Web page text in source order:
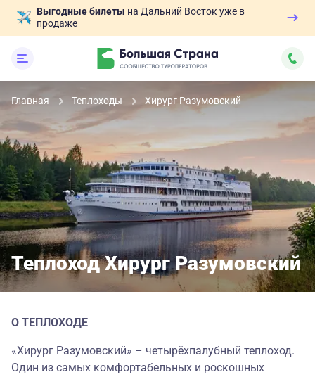
Выгодные билеты на Дальний Восток уже в
продаже
Главная Теплоходы Хирург Разумовский
Теплоход Хирург Разумовский
О ТЕПЛОХОДЕ
«Хирург Разумовский» – четырёхпалубный теплоход.
Один из самых комфортабельных и роскошных